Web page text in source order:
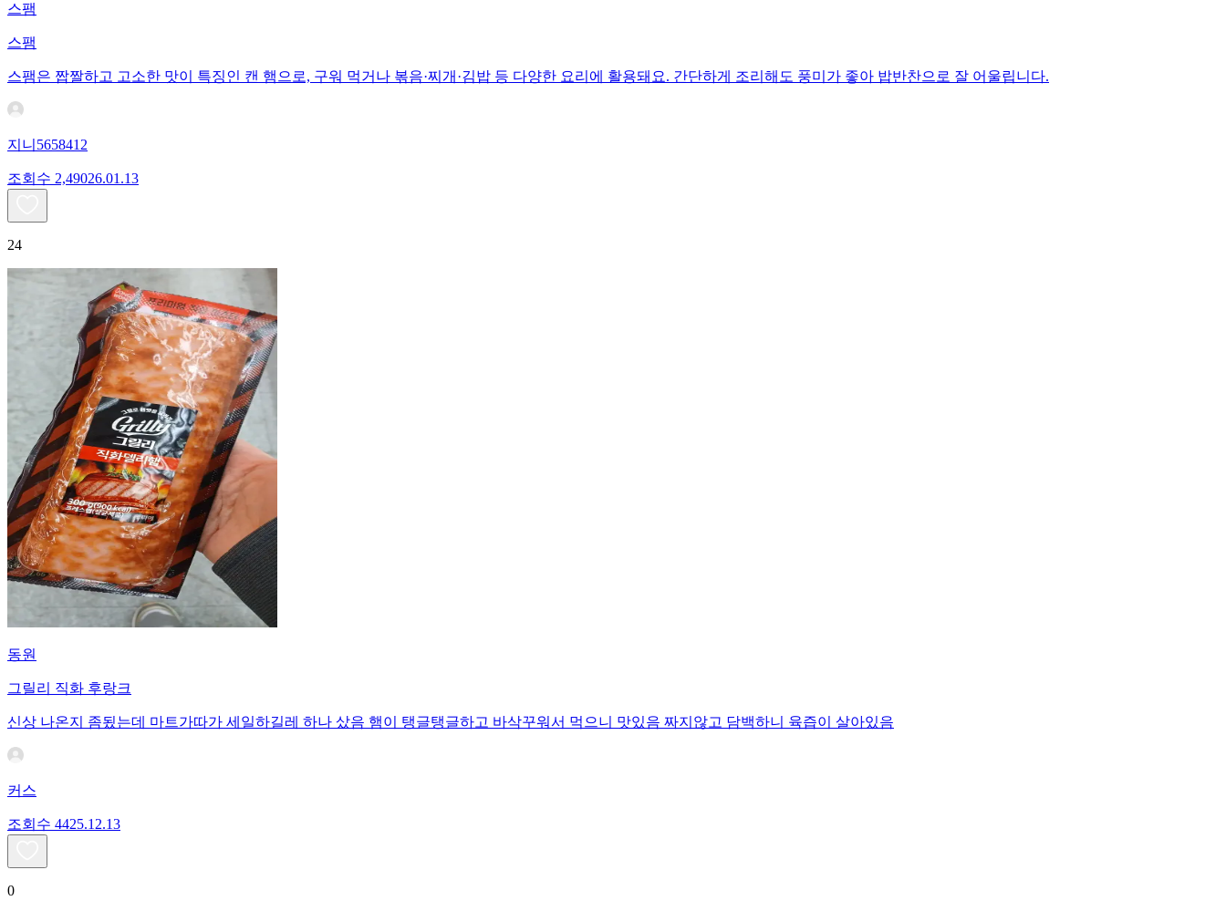
스팸
스팸
스팸은 짭짤하고 고소한 맛이 특징인 캔 햄으로, 구워 먹거나 볶음·찌개·김밥 등 다양한 요리에 활용돼요. 간단하게 조리해도 풍미가 좋아 밥반찬으로 잘 어울립니다.
지니5658412
조회수 2,49026.01.13
24
동원
그릴리 직화 후랑크
신상 나온지 좀됬는데 마트가따가 세일하길레 하나 샀음 햄이 탱글탱글하고 바삭꾸워서 먹으니 맛있음 짜지않고 담백하니 육즙이 살아있음
커스
조회수 4425.12.13
0